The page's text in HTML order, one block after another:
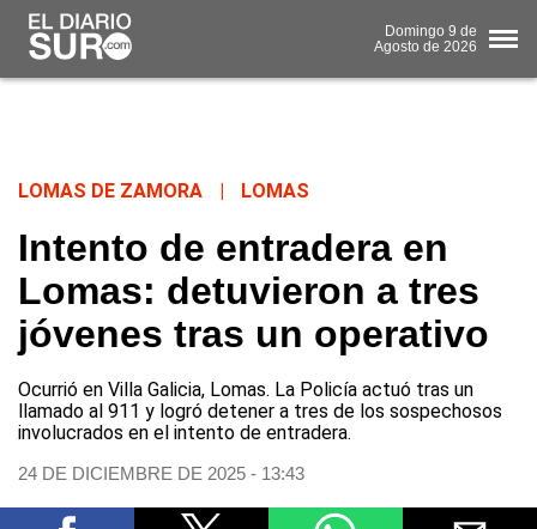
Domingo 9 de
Agosto de 2026
LOMAS DE ZAMORA LOMAS
Intento de entradera en
Lomas: detuvieron a tres
jóvenes tras un operativo
Ocurrió en Villa Galicia, Lomas. La Policía actuó tras un
llamado al 911 y logró detener a tres de los sospechosos
involucrados en el intento de entradera.
24 DE DICIEMBRE DE 2025 - 13:43